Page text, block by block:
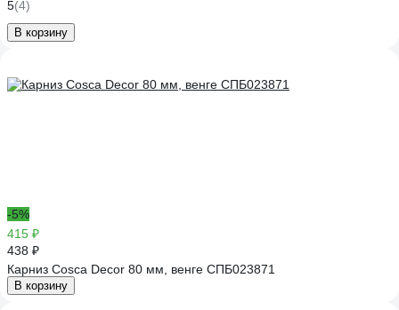
5(4)
В корзину
-5%
415 ₽
438 ₽
Карниз Cosca Decor 80 мм, венге СПБ023871
В корзину